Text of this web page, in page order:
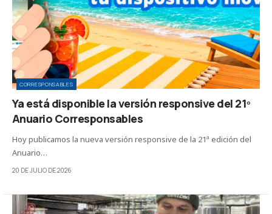
CORRESPONSABLES
Ya está disponible la versión responsive del 21º
Anuario Corresponsables
Hoy publicamos la nueva versión responsive de la 21ª edición del
Anuario…
20 DE JULIO DE 2026